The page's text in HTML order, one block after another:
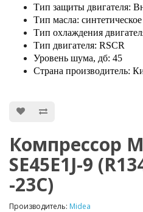
Тип защиты двигателя:
Тип масла:
Тип охлаждения
Тип двигателя: RSCR
Уровень шума, дб: 45
Страна производитель:
Компрессор
SE45E1J-9
-23С)
Производитель: Midea